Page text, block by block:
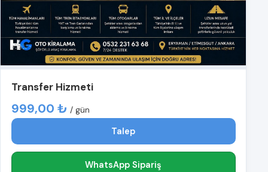
Transfer Hizmeti
999,00 ₺ / gün
Talep
WhatsApp Sipariş